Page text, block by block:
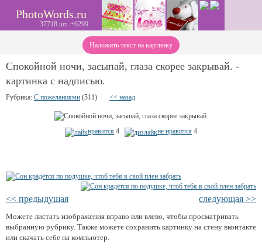
PhotoWords.ru
37718 шт. +6299
Наложить текст на картинку
Спокойной ночи, засыпай, глаза скорее закрывай. -
картинка с надписью.
Рубрика: С пожеланиями (511) << назад
нравится 4 не нравится 4
<< предыдущая следующая >>
Можете листать изображения вправо или влево, чтобы просматривать
выбранную рубрику. Также можете сохранить картинку на стену вконтакте
или скачать себе на компьютер.